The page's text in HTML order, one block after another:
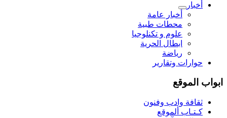
أخبار
أخبار عامة
محطات طبية
علوم و تکنلوجیا
ابطال الحرية
رياضة
حوارات وتقارير
ابواب الموقع
ثقافة وادب وفنون
كـتـاب ألموقع